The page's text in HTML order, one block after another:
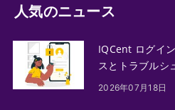
人気のニュース
IQCent ログイ
スとトラブルシ
2026年07月18日